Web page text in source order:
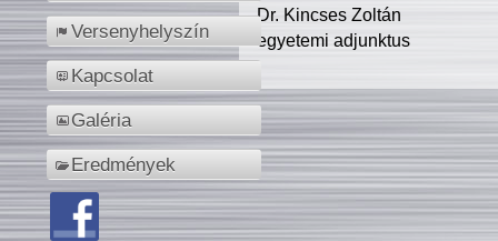
Versenyhelyszín
Kapcsolat
Galéria
Eredmények
Dr. Kincses Zoltán
egyetemi adjunktus